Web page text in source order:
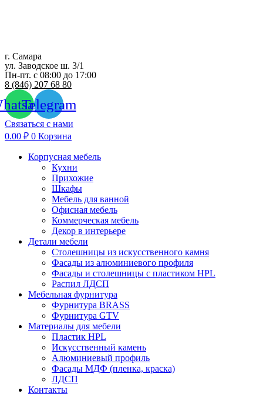
г. Самара
ул. Заводское ш. 3/1
Пн-пт. с 08:00 до 17:00
8 (846) 207 68 80
Telegram
Связаться с нами
0.00 ₽ 0 Корзина
Корпусная мебель
Кухни
Прихожие
Шкафы
Мебель для ванной
Офисная мебель
Коммерческая мебель
Декор в интерьере
Детали мебели
Столешницы из искусственного камня
Фасады из алюминиевого профиля
Фасады и столешницы с пластиком HPL
Распил ЛДСП
Мебельная фурнитура
Фурнитура BRASS
Фурнитура GTV
Материалы для мебели
Пластик HPL
Искусственный камень
Алюминиевый профиль
Фасады МДФ (пленка, краска)
ЛДСП
Контакты